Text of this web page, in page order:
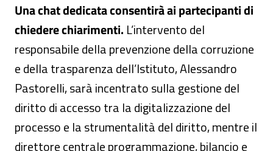
Una chat dedicata consentirà ai partecipanti di
chiedere chiarimenti. L’intervento del
responsabile della prevenzione della corruzione
e della trasparenza dell’Istituto, Alessandro
Pastorelli, sarà incentrato sulla gestione del
diritto di accesso tra la digitalizzazione del
processo e la strumentalità del diritto, mentre il
direttore centrale programmazione, bilancio e